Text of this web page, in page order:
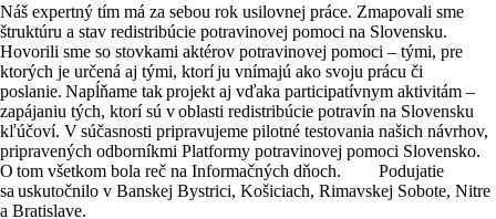
Náš expertný tím má za sebou rok usilovnej práce. Zmapovali sme
štruktúru a stav redistribúcie potravinovej pomoci na Slovensku.
Hovorili sme so stovkami aktérov potravinovej pomoci – tými, pre
ktorých je určená aj tými, ktoríju vnímajú ako svoju prácu či
poslanie. Napĺňame takprojekt aj vďaka participatívnym aktivitám –
zapájaniu tých, ktorísú voblasti redistribúcie potravín na Slovensku
kľúčoví. Vsúčasnosti pripravujeme pilotné testovania našich návrhov,
pripravených odborníkmi Platformy potravinovej pomoci Slovensko.
O tom všetkom bola reč na Informačných dňoch.
Podujatie
sa uskutočnilo v Banskej Bystrici, Košiciach, Rimavskej Sobote, Nitre
a Bratislave.